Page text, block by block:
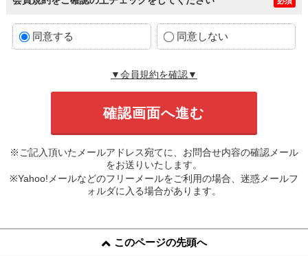
同意する 同意しない
▼会員規約を確認▼
※ご記入頂いたメールアドレス宛てに、お問合せ内容の確認メール
をお送りいたします。
※Yahoo!メールなどのフリーメールをご利用の場合、迷惑メールフ
ォルダに入る場合があります。
このページの先頭へ